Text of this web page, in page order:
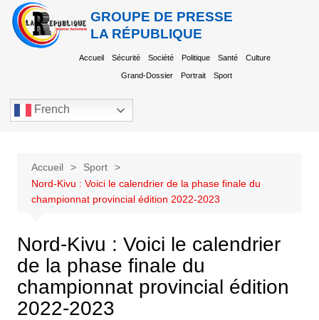
GROUPE DE PRESSE
LA RÉPUBLIQUE
Accueil Sécurité Société Politique Santé Culture
Grand-Dossier Portrait Sport
French
Accueil
Sport
Nord-Kivu : Voici le calendrier de la phase finale du
championnat provincial édition 2022-2023
Nord-Kivu : Voici le calendrier
de la phase finale du
championnat provincial édition
2022-2023